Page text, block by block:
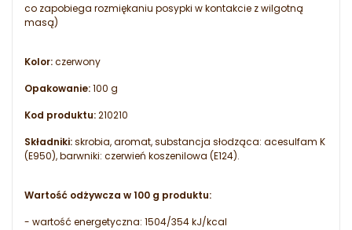
co zapobiega rozmiękaniu posypki w kontakcie z wilgotną
masą)
Kolor:czerwony
Opakowanie:100 g
Kod produktu:210210
Składniki:skrobia, aromat, substancja słodząca: acesulfam K
(E950), barwniki: czerwień koszenilowa (E124).
Wartość odżywcza w 100 g produktu:
- wartość energetyczna: 1504/354 kJ/kcal